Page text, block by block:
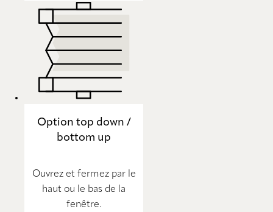
Option top down /
bottom up
Ouvrez et fermez par le
haut ou le bas de la
fenêtre.